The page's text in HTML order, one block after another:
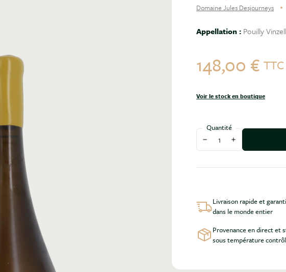
Domaine Jules Desjourneys
Appellation : Pouilly
148,00 € TTC
Voir le stock en boutique
Quantité
Diminuer la quantité
Augmenter la
Livraison rapide et
dans le monde entier
Provenance en direct et
sous température